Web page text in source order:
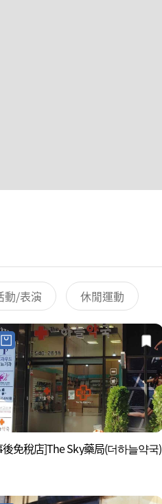
動/表演 休閒運動
後免稅店]The Sky藥局(더하늘약국)